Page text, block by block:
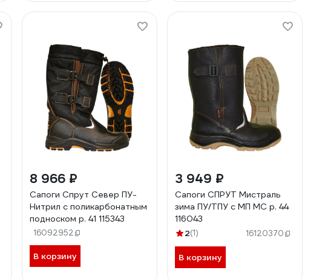
8 966 ₽
Сапоги Спрут Север ПУ-
Нитрил с поликарбонатным
подноском р. 41 115343
16092952
В корзину
3 949 ₽
Сапоги СПРУТ Мистраль
зима ПУ/ТПУ с МП МС р. 44
116043
2(1) 16120370
В корзину